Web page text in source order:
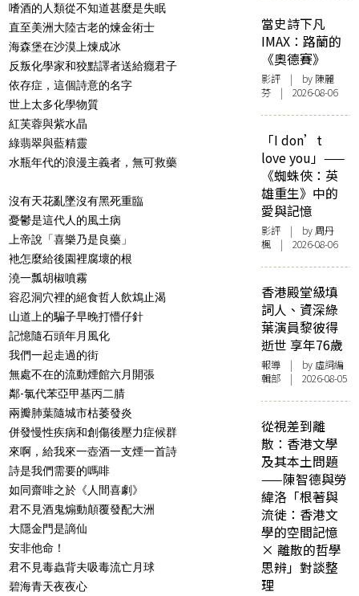
嗜酒的人類從不知道甚麼是失眠
直至美洲大陸古老的煉金術士
海森堡在沙漠上煉成冰
反叛化學家和狡黠譯者送給癮君子
依存症，這個詩意的名字
世上太多化學物質
紅芙蓉與紫水晶
綠翡翠與藍精靈
水瓶年代的浪漫主義者，無可救藥
沒有天花亂墜沒有黑死重臨
憂鬱是這代人的風土病
上帝說「喜樂乃是良藥」
衪怎麼給後園裡腐壞的根
澆一瓢胡椒噴霧
容忍洞穴裡的絕食哲人飲鴆止渴
山道上的騙子早晚打懵仔針
記憶隨石頭年月風化
我們一起走過的街
無處不在的流動煙館六月開張
鄰-氯代苯亞甲基丙二腈
兩瓣肺葉隨城市枯萎發炎
併發慢性疾病和創傷後壓力症候群
來啊，給我來一壺酒一支煙一首詩
詩是我們需要的嗎啡
如同齋啡之於《人間喜劇》
君不見酒鬼煽動顛覆發配大洲
大隱金門是謫仙
安非他命！
君不見毒蟲背夫吸毒流亡月球
碧海青天夜夜心
當史詩下凡
IMAX：路蘭的
《奧德賽》
影評 | by 陳麗
芬 | 2026-08-06
「I don’t
love you」——
《蜘蛛俠：英
雄重生》中的
愛與記憶
影評 | by周丹
楓 | 2026-08-06
香港殿堂級填
詞人、資深綠
葉演員黎彼得
逝世 享年76歲
報導 | by 虛詞編
輯部 | 2026-08-05
從視差到離
散：香港文學
及其本土問題
——陳智德與勞
緯洛「根著與
流徙：香港文
學的空間記憶
× 離散的哲學
思辨」對談整
理